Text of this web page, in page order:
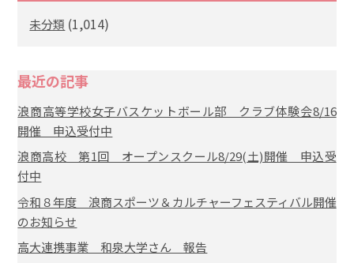
未分類 (1,014)
最近の記事
浪商高等学校女子バスケットボール部 クラブ体験会8/16
開催 申込受付中
浪商高校 第1回 オープンスクール8/29(土)開催 申込受
付中
令和８年度 浪商スポーツ＆カルチャーフェスティバル開催
のお知らせ
高大連携事業 和泉大学さん 報告